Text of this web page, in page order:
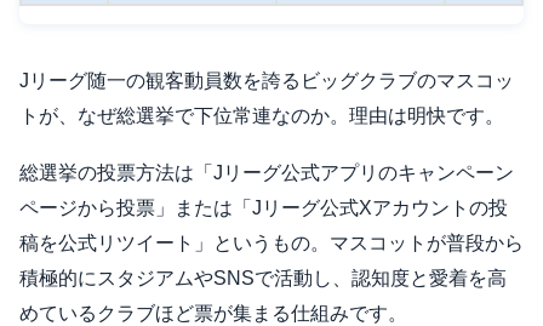
Jリーグ随一の観客動員数を誇るビッグクラブのマスコッ
トが、なぜ総選挙で下位常連なのか。理由は明快です。
総選挙の投票方法は「Jリーグ公式アプリのキャンペーン
ページから投票」または「Jリーグ公式Xアカウントの投
稿を公式リツイート」というもの。マスコットが普段から
積極的にスタジアムやSNSで活動し、認知度と愛着を高
めているクラブほど票が集まる仕組みです。